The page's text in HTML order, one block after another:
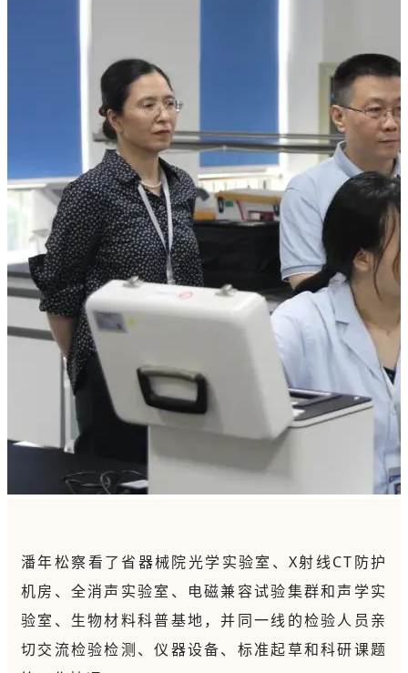
潘年松察看了省器械院光学实验室、X射线CT防护
机房、全消声实验室、电磁兼容试验集群和声学实
验室、生物材料科普基地，并同一线的检验人员亲
切交流检验检测、仪器设备、标准起草和科研课题